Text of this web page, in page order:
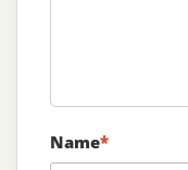
Name*